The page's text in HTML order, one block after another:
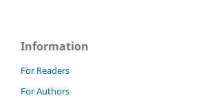
Information
For Readers
For Authors